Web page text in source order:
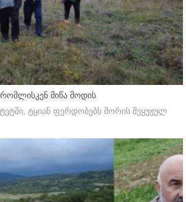
მიწა მოდის
ტყიან ფერდობებს შორის შეყუჟულ